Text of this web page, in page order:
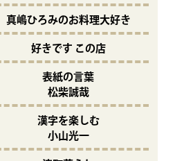
真嶋ひろみのお料理大好き
好きです この店
表紙の言葉
松柴誠哉
漢字を楽しむ
小山光一